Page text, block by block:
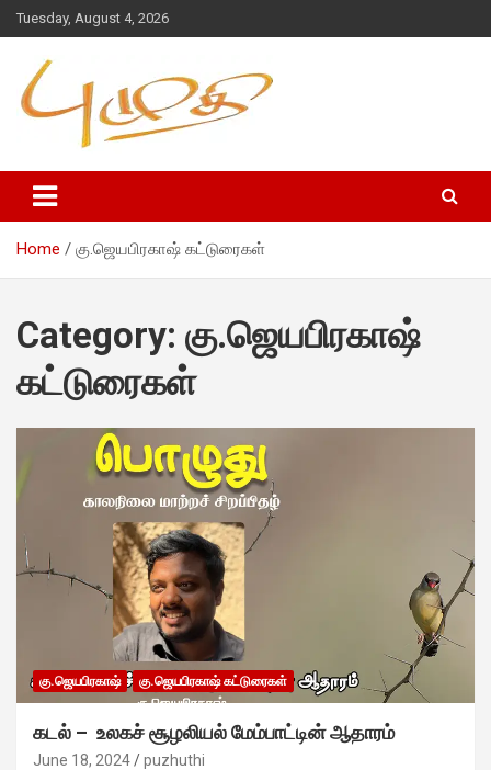
Tuesday, August 4, 2026
Home கு.ஜெயபிரகாஷ் கட்டுரைகள்
Category: கு.ஜெயபிரகாஷ்
கட்டுரைகள்
கு.ஜெயபிரகாஷ் கு.ஜெயபிரகாஷ் கட்டுரைகள்
கடல் – உலகச் சூழலியல் மேம்பாட்டின் ஆதாரம்
June 18, 2024 puzhuthi